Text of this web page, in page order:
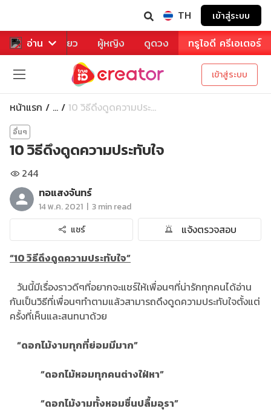
TH เข้าสู่ระบบ
อ่าน
หาร ท่องเที่ยว ผู้หญิง ดูดวง ทรูไอดี ครีเอเตอร์
เข้าสู่ระบบ
หน้าแรก ... 10 วิธีดึงดูดความประ...
อื่นๆ
10 วิธีดึงดูดความประทับใจ
244
ทอแสงจันทร์
14 พ.ค. 2021 | 3 min read
แชร์
แจ้งตรวจสอบ
“10 วิธีดึงดูดความประทับใจ”
วันนี้มีเรื่องราวดีๆที่อยากจะแชร์ให้เพื่อนๆที่น่ารักทุกคนได้อ่าน
กันเป็นวิธีที่เพื่อนๆทำตามแล้วสามารถดึงดูดความประทับใจตั้งแต่
ครั้งที่เห็นและสนทนาด้วย
“ดอกไม้งามทุกที่ย่อมมีมาก”
“ดอกไม้หอมทุกคนต่างใฝ่หา”
“ดอกไม้งามทั้งหอมชื่นปลื้มอุรา”